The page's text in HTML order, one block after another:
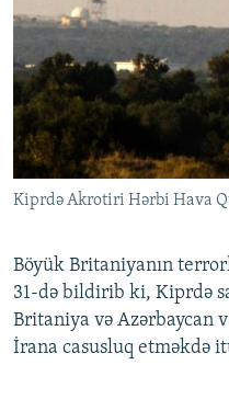
Kiprdə Akrotiri Hərbi Hava
Böyük Britaniyanın
31-də bildirib ki, Kiprdə
Britaniya və Azərbaycan
İrana casusluq etməkdə